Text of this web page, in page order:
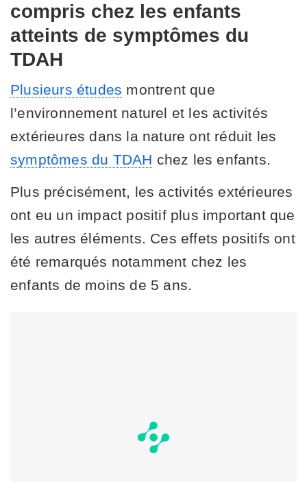
compris chez les enfants
atteints de symptômes du
TDAH
Plusieurs études montrent que
l’environnement naturel et les activités
extérieures dans la nature ont réduit les
symptômes du TDAH chez les enfants.
Plus précisément, les activités extérieures
ont eu un impact positif plus important que
les autres éléments. Ces effets positifs ont
été remarqués notamment chez les
enfants de moins de 5 ans.